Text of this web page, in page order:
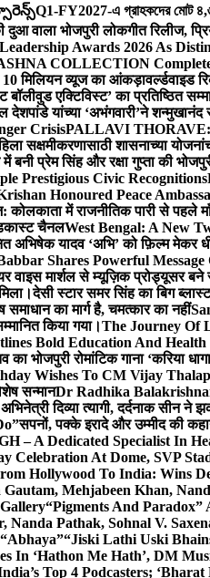
Q1-FY2027-এ গ্রাহকদের মোট
वाला भोजपुरी लोकगीत रिलीज,
Awards 2026 As
COLLECTION
10 मिलियन व्यूज का आंकड़ावर्ल्डवाइड
बॉलीवुड एक्टिविस्ट’ का प्रतिष्ठित
देशपांडे यांच्या ‘अभंगवारी’ने
CrisisPALLAVI THORAVE:
शासनाच्या
बनी प्रेम सिंह और रक्षा गुप्ता की
Prestigious Civic Recognitions
Honoured Peace
में राजनीतिक पारी से पहले माँ
चैनलWest Bengal: A New
अभिषेक यादव ‘अभि’ को फ़िल्म मेकर
Shares Powerful
वाइस मार्शल से म्यूज़िक प्रोड्यूसर बने
देसी स्टार समर सिंह का बिग
का मार्ग है, चमत्कार का नहीं
किया गया।The Journey Of
Bold Education And Health
भोजपुरी रोमांटिक गाना ‘करिया
Wishes To CM Vijay
सन्मानDr Radhika
दिव्या त्यागी, दर्दनाक सीन ने
सपनों, पक्के इरादे और उम्मीद की
– A Dedicated Specialist In
Celebration At Dome, SVP
Hollywood To India: Wins
Mehjabeen Khan,
“Pigments And
Pathak, Sohnal V.
“Jiski Lathi Uski
In ‘Hathon Me Hath’, DM
Top 4 Podcasters;